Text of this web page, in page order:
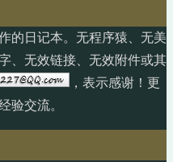
的日记本。无程序猿、无美
、无效链接、无效附件或其
，表示感谢！更
验交流。